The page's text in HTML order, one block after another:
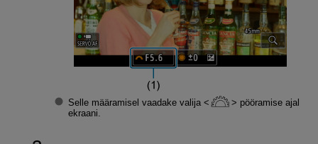
Selle määramisel vaadake valija
pööramise ajal
ekraani.